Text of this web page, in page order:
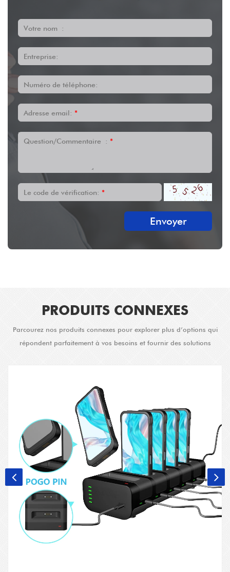
Votre nom :
Entreprise:
Numéro de téléphone:
Adresse email: *
Question/Commentaire : *
Le code de vérification: *
Envoyer
PRODUITS CONNEXES
Parcourez nos produits connexes pour explorer plus d’options qui
répondent parfaitement à vos besoins et fournir des solutions